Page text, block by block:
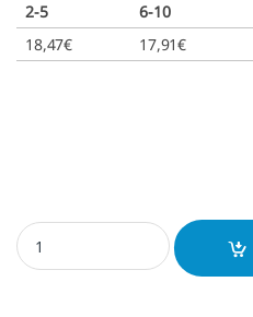
2-5
6-10
18,47€ 17,91€
Printy 4922 - 20x20 mm. cantidad